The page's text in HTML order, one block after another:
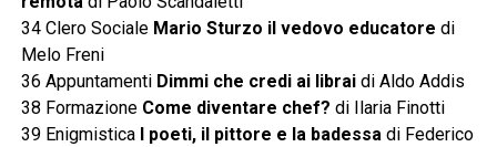
34 Clero Sociale Mario Sturzo il vedovo educatore di
Melo Freni
36 Appuntamenti Dimmi che credi ai libraidi Aldo Addis
38 Formazione Come diventare chef? di Ilaria Finotti
39 Enigmistica
I poeti, il pittore e la badessadi Federico